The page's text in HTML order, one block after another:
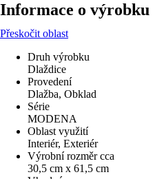
Informace o výrobku
Přeskočit oblast
Druh výrobku
Dlaždice
Provedení
Dlažba, Obklad
Série
MODENA
Oblast využití
Interiér, Exteriér
Výrobní rozměr cca
30,5 cm x 61,5 cm